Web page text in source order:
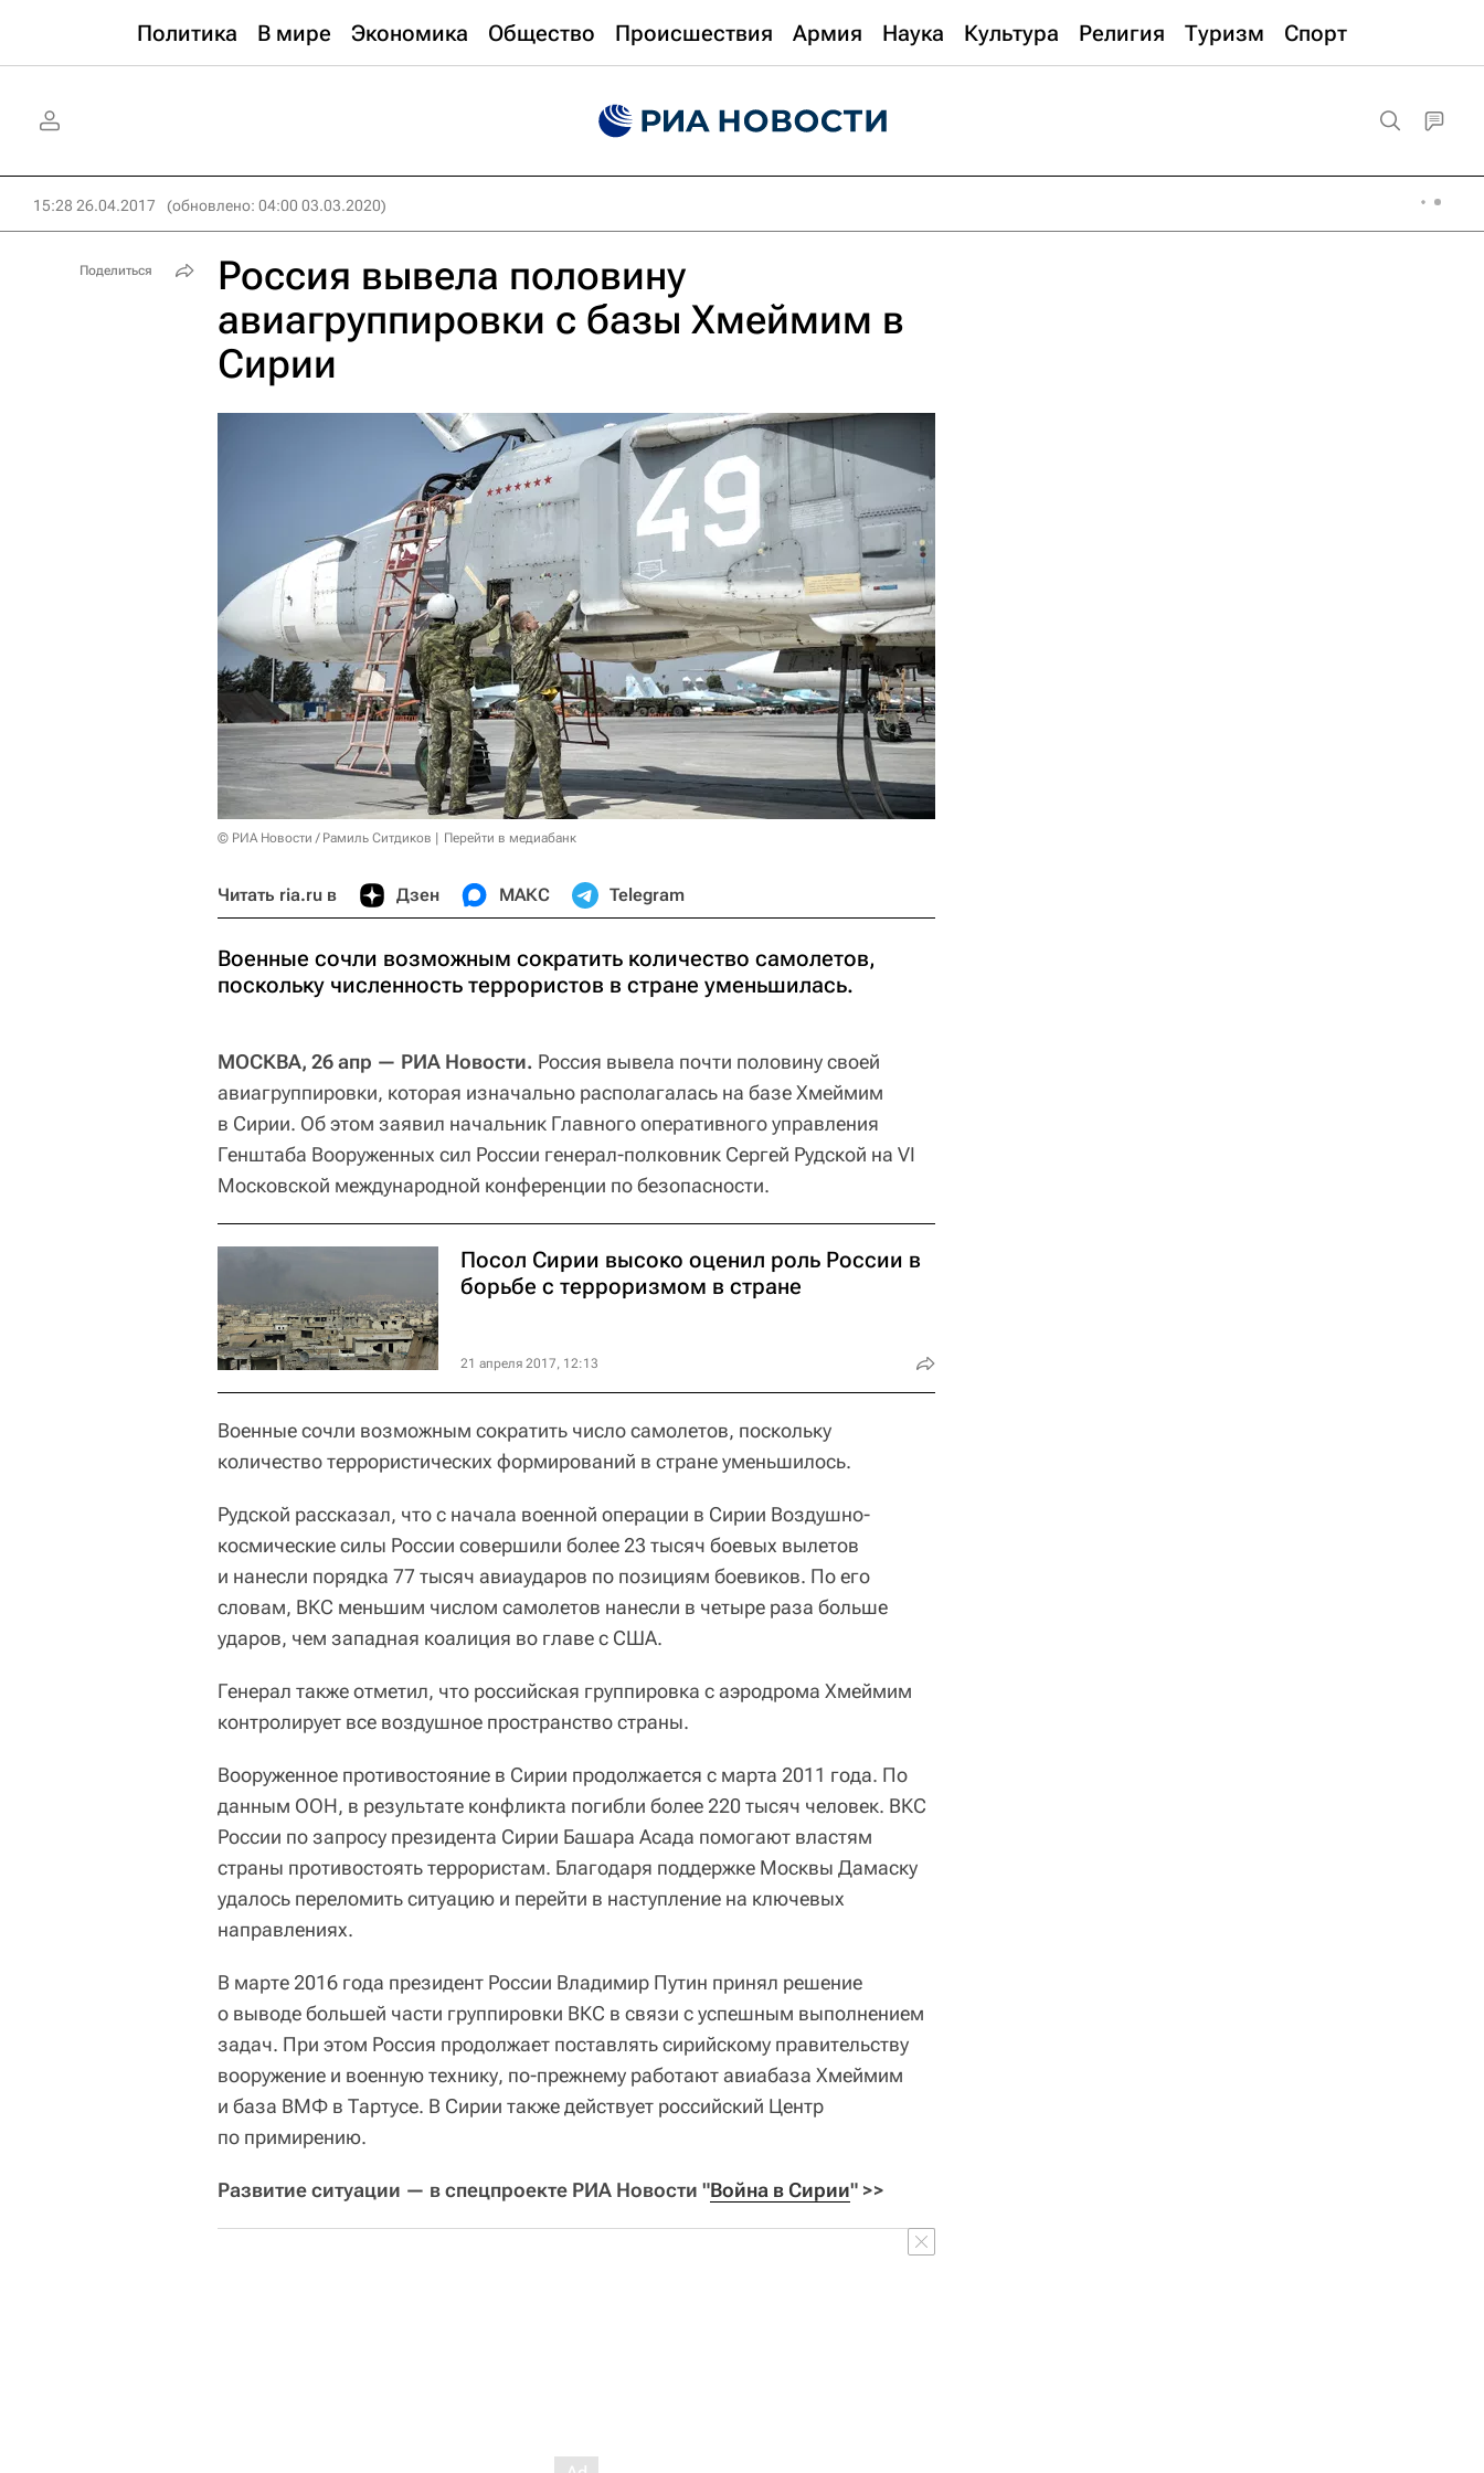
Политика В мире Экономика Общество Происшествия Армия Наука Культура Религия Туризм Спорт
15:28 26.04.2017 (обновлено: 04:00 03.03.2020)
Россия вывела половину
авиагруппировки с базы Хмеймим в
Сирии
© РИА Новости / Рамиль Ситдиков Перейти в медиабанк
Читать ria.ru в Дзен МАКС Telegram
Военные сочли возможным сократить количество самолетов,
поскольку численность террористов в стране уменьшилась.
МОСКВА, 26 апр — РИА Новости. Россия вывела почти половину своей
авиагруппировки, которая изначально располагалась на базе Хмеймим
в Сирии. Об этом заявил начальник Главного оперативного управления
Генштаба Вооруженных сил России генерал-полковник Сергей Рудской на VI
Московской международной конференции по безопасности.
Посол Сирии высоко оценил роль России в
борьбе с терроризмом в стране
21 апреля 2017, 12:13
Военные сочли возможным сократить число самолетов, поскольку
количество террористических формирований в стране уменьшилось.
Рудской рассказал, что с начала военной операции в Сирии Воздушно-
космические силы России совершили более 23 тысяч боевых вылетов
и нанесли порядка 77 тысяч авиаударов по позициям боевиков. По его
словам, ВКС меньшим числом самолетов нанесли в четыре раза больше
ударов, чем западная коалиция во главе с США.
Генерал также отметил, что российская группировка с аэродрома Хмеймим
контролирует все воздушное пространство страны.
Вооруженное противостояние в Сирии продолжается с марта 2011 года. По
данным ООН, в результате конфликта погибли более 220 тысяч человек. ВКС
России по запросу президента Сирии Башара Асада помогают властям
страны противостоять террористам. Благодаря поддержке Москвы Дамаску
удалось переломить ситуацию и перейти в наступление на ключевых
направлениях.
В марте 2016 года президент России Владимир Путин принял решение
о выводе большей части группировки ВКС в связи с успешным выполнением
задач. При этом Россия продолжает поставлять сирийскому правительству
вооружение и военную технику, по-прежнему работают авиабаза Хмеймим
и база ВМФ в Тартусе. В Сирии также действует российский Центр
по примирению.
Развитие ситуации — в спецпроекте РИА Новости "Война в Сирии" >>
Поделиться